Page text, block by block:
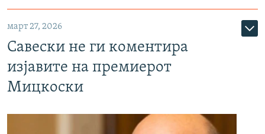
март 27, 2026
Савески не ги коментира
изјавите на премиерот
Мицкоски